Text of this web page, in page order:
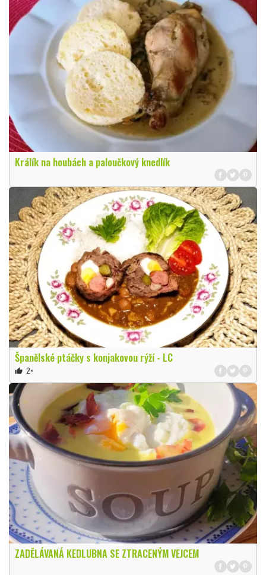
Králík na houbách a paloučkový knedlík
Španělské ptáčky s konjakovou rýží - LC
thumb_up 2×
ZADĚLÁVANÁ KEDLUBNA SE ZTRACENÝM VEJCEM